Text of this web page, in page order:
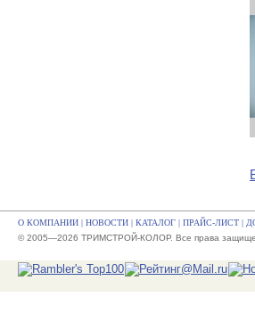
О КОМПАНИИ НОВОСТИ КАТАЛОГ ПРАЙС-ЛИСТ
© 2005—2026 ТРИМСТРОЙ-КОЛОР. Все права